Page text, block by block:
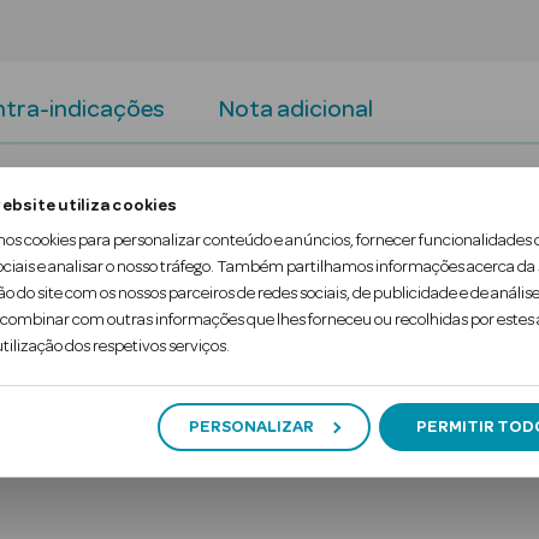
utiliza cookies
cookies para personalizar conteúdo e anúncios, fornecer funcionalidades
e analisar o nosso tráfego. Também partilhamos informações acerca da
do site com os nossos parceiros de redes sociais, de publicidade e de
com outras informações que lhes forneceu ou recolhidas por estes
dos respetivos serviços.
PERSONALIZAR PERMITIR
indicações Nota adicional
e gravidez é um dispositivo para autoteste
mIU/ml e um copo de recolha de urina.
com precisão superior a 99%, que permite